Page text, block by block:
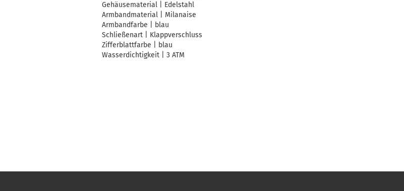
Gehäusematerial | Edelstahl
Armbandmaterial | Milanaise
Armbandfarbe | blau
Schließenart | Klappverschluss
Zifferblattfarbe | blau
Wasserdichtigkeit | 3 ATM